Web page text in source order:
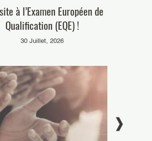
à l’Examen Européen de
Qualification (EQE) !
30 Juillet, 2026